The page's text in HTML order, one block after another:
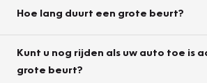
Hoe lang duurt een grote beurt?
Kunt u nog rijden als uw auto toe is
grote beurt?